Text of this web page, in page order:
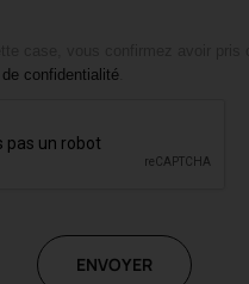
confidentialité.
ENVOYER